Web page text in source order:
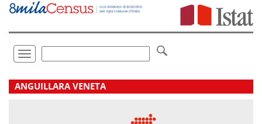
Vai
direttamente
Toggle
navigation
.
ANGUILLARA VENETA